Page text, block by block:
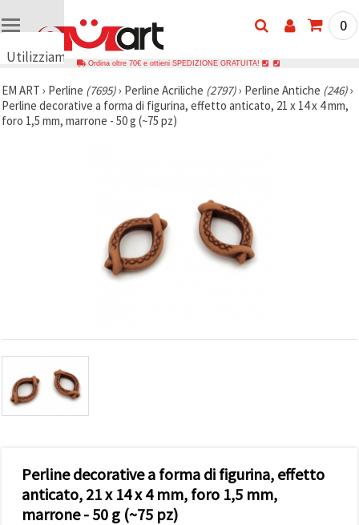
Utilizziamo
🍪
Utilizziamo
cookie e
migliorare
visualizzare
contenuti
personalizzati.
tutti i
cookie. •
Clicca su
"Impostazioni
0
Ordina oltre 70€ e ottieni SPEDIZIONE GRATUITA!
EM ART › Perline (7695)› Perline Acriliche (2797)› Perline Antiche (246)›
Perline decorative a forma di figurina, effetto anticato, 21 x 14 x 4 mm,
foro 1,5 mm, marrone - 50 g (~75 pz)
Perline decorative a forma di figurina, effetto
anticato, 21 x 14 x 4 mm, foro 1,5 mm,
marrone - 50 g (~75 pz)